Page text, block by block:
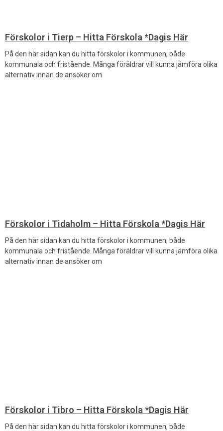
Förskolor i Tierp – Hitta Förskola *Dagis Här
På den här sidan kan du hitta förskolor i kommunen, både
kommunala och fristående. Många föräldrar vill kunna jämföra olika
alternativ innan de ansöker om
Förskolor i Tidaholm – Hitta Förskola *Dagis Här
På den här sidan kan du hitta förskolor i kommunen, både
kommunala och fristående. Många föräldrar vill kunna jämföra olika
alternativ innan de ansöker om
Förskolor i Tibro – Hitta Förskola *Dagis Här
På den här sidan kan du hitta förskolor i kommunen, både